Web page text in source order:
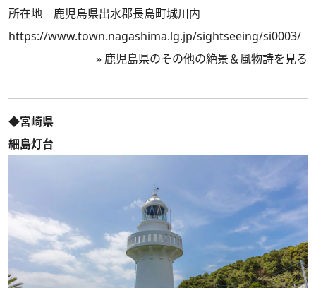
所在地 鹿児島県出水郡長島町城川内
https://www.town.nagashima.lg.jp/sightseeing/si0003/
» 鹿児島県のその他の絶景＆風物詩を見る
◆宮崎県
細島灯台